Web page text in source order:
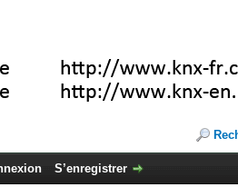
S’enregistrer